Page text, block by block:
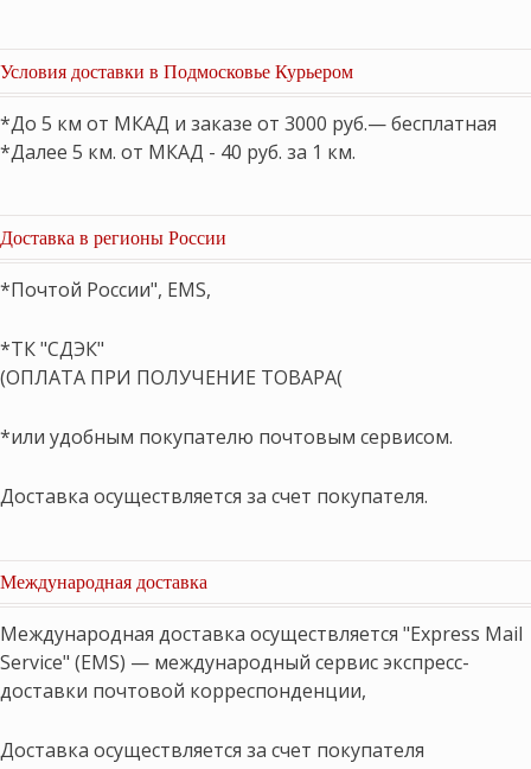
Условия доставки в Подмосковье Курьером
*До 5 км от МКАД и заказе от 3000 руб.— бесплатная
*Далее 5 км. от МКАД - 40 руб. за 1 км.
Доставка в регионы России
*Почтой России", EMS,
*ТК "СДЭК"
(ОПЛАТА ПРИ ПОЛУЧЕНИЕ ТОВАРА(
*или удобным покупателю почтовым сервисом.
Доставка осуществляется за счет покупателя.
Международная доставка
Международная доставка осуществляется "Express Mail
Service" (EMS) — международный сервис экспресс-
доставки почтовой корреспонденции,
Доставка осуществляется за счет покупателя